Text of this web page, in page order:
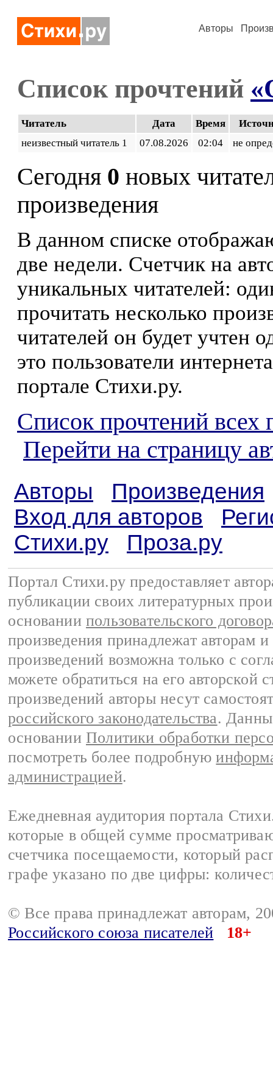
Авторы
Список прочтений
Читатель Дата Время
неизвестный читатель 1
07.08.2026 02:04 не
Сегодня 0 новых
произведения
В данном списке
две недели. Счетчик на
уникальных читателей:
прочитать несколько
читателей он будет учтен
это пользователи
портале Стихи.ру.
Список прочтений всех
Перейти на страницу
Авторы
Произведения
Вход для авторов
Стихи.ру
Проза.ру
Портал Стихи.ру предоставляет
публикации своих литературных
основании пользовательского
произведения принадлежат авторам
произведений возможна только с
можете обратиться на его авторской
произведений авторы несут
российского законодательства.
основании Политики обработки
посмотреть более подробную
администрацией.
Ежедневная аудитория портала
которые в общей сумме
счетчика посещаемости, который
графе указано по две цифры:
© Все права принадлежат авторам,
Российского союза писателей
18+